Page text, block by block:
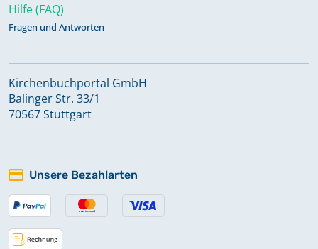
Hilfe (FAQ)
Fragen und Antworten
Kirchenbuchportal GmbH
Balinger Str. 33/1
70567 Stuttgart
Unsere Bezahlarten